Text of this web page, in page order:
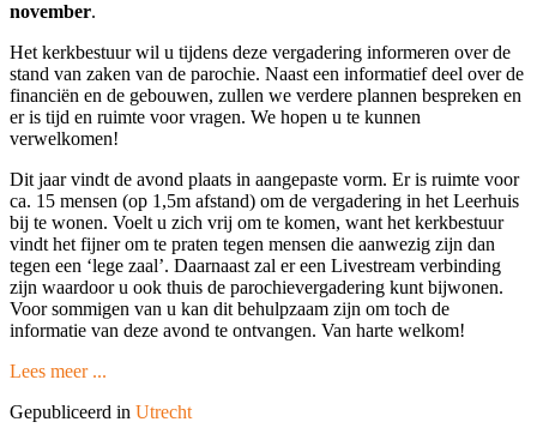
november.
Het kerkbestuur wil u tijdens deze vergadering informeren over de
stand van zaken van de parochie. Naast een informatief deel over de
financiën en de gebouwen, zullen we verdere plannen bespreken en
er is tijd en ruimte voor vragen. We hopen u te kunnen
verwelkomen!
Dit jaar vindt de avond plaats in aangepaste vorm. Er is ruimte voor
ca. 15 mensen (op 1,5m afstand) om de vergadering in het Leerhuis
bij te wonen. Voelt u zich vrij om te komen, want het kerkbestuur
vindt het fijner om te praten tegen mensen die aanwezig zijn dan
tegen een ‘lege zaal’. Daarnaast zal er een Livestream verbinding
zijn waardoor u ook thuis de parochievergadering kunt bijwonen.
Voor sommigen van u kan dit behulpzaam zijn om toch de
informatie van deze avond te ontvangen. Van harte welkom!
Lees meer ...
Gepubliceerd in Utrecht